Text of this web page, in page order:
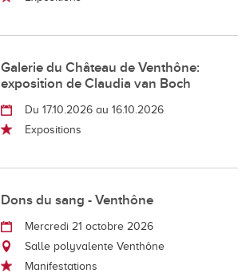
Galerie du Château de Venthône:
exposition de Claudia van Boch
Du 17.10.2026 au 16.10.2026
Expositions
Dons du sang - Venthône
Mercredi 21 octobre 2026
Salle polyvalente Venthône
Manifestations